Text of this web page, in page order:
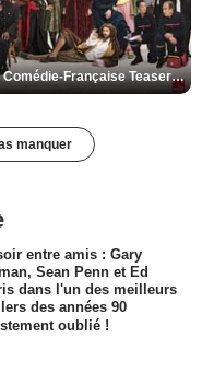
De la Comédie-Française Teaser VF
manquer
entre amis : Gary
Sean Penn et Ed
dans l'un des meilleurs
des années 90
oublié !